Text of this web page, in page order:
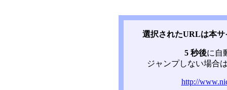
選択されたURLは本
5 秒後に自
ジャンプしない場合
http://